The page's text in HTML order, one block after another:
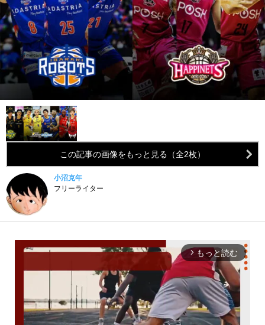
この記事の画像をもっと見る（全2枚）
小沼克年
フリーライター
arrow_forward_ios もっと読む